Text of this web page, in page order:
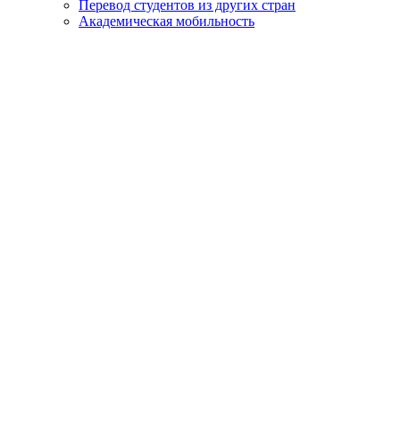
Перевод студентов из других стран
Академическая мобильность